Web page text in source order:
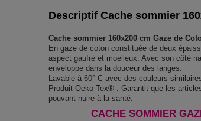
Descriptif Cache sommier
Cache sommier 160x200 cm Gaze de
En gaze de coton constituée de deux
aspect gaufré et moelleux. Avec son côté
enveloppe dans la douceur des langes.
Lavable à 60° C avec des couleurs
Produit Oeko-Tex® : Garantit que les
pouvant nuire à la santé.
CACHE SOMMIER